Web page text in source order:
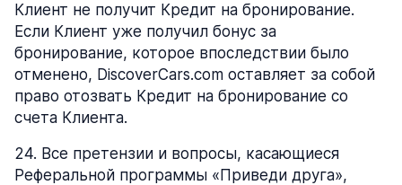
Клиент не получит Кредит на бронирование.
Если Клиент уже получил бонус за
бронирование, которое впоследствии было
отменено, DiscoverCars.com оставляет за собой
право отозвать Кредит на бронирование со
счета Клиента.
24. Все претензии и вопросы, касающиеся
Реферальной программы «Приведи друга»,